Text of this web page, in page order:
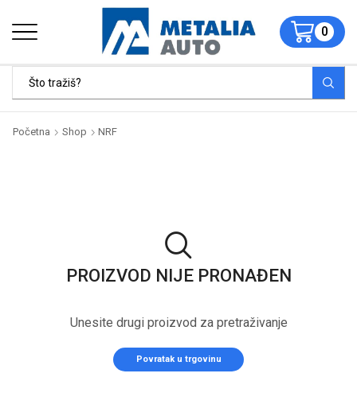
0
Početna Shop NRF
PROIZVOD NIJE PRONAĐEN
Unesite drugi proizvod za pretraživanje
Povratak u trgovinu